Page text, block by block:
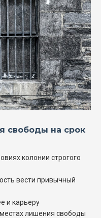
свободы на срок
колонии строгого
вести привычный
и карьеру
лишения свободы